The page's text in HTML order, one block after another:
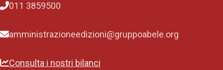
011 3859500
amministrazioneedizioni@gruppoabele.org
Consulta i nostri bilanci